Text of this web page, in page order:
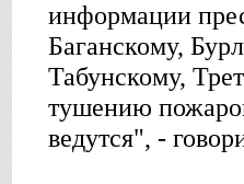
информации
Баганскому,
Табунскому,
тушению
ведутся", -